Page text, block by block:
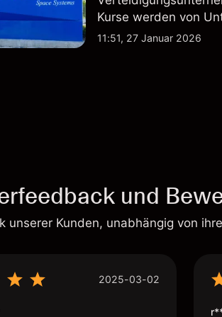
Kurse werden von
Vertragsaktivitäten
11:51, 27 Januar 2026
und
unserer Kunden, unabhängig von
2025-03-02